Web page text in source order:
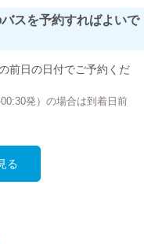
スを予約すればよいで
前日の日付でご予約くだ
発）の場合は到着日前
る